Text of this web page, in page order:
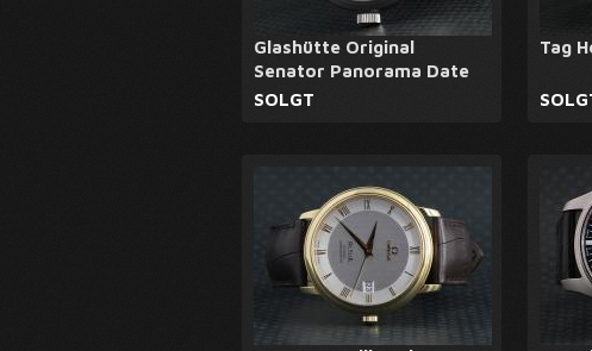
Glashütte Original
Senator Panorama Date
SOLGT
Tag